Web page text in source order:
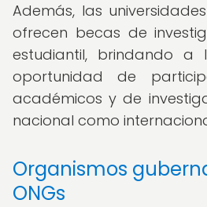
Además, las
ofrecen becas de
estudiantil, brindando a
oportunidad de
académicos y de
nacional como
Organismos
ONGs